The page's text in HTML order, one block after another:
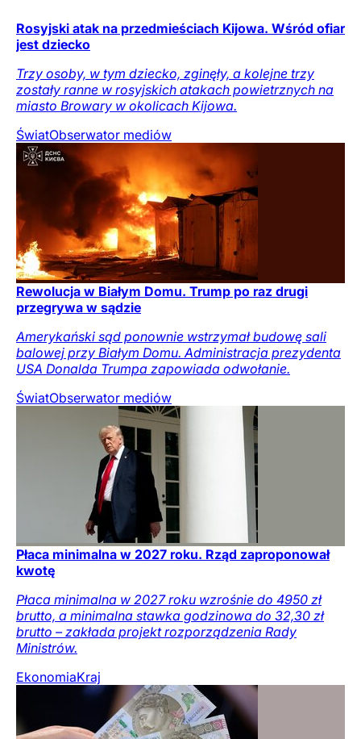
Rosyjski atak na przedmieściach Kijowa. Wśród ofiar
jest dziecko
Trzy osoby, w tym dziecko, zginęły, a kolejne trzy
zostały ranne w rosyjskich atakach powietrznych na
miasto Browary w okolicach Kijowa.
ŚwiatObserwator mediów
Rewolucja w Białym Domu. Trump po raz drugi
przegrywa w sądzie
Amerykański sąd ponownie wstrzymał budowę sali
balowej przy Białym Domu. Administracja prezydenta
USA Donalda Trumpa zapowiada odwołanie.
ŚwiatObserwator mediów
Płaca minimalna w 2027 roku. Rząd zaproponował
kwotę
Płaca minimalna w 2027 roku wzrośnie do 4950 zł
brutto, a minimalna stawka godzinowa do 32,30 zł
brutto – zakłada projekt rozporządzenia Rady
Ministrów.
EkonomiaKraj